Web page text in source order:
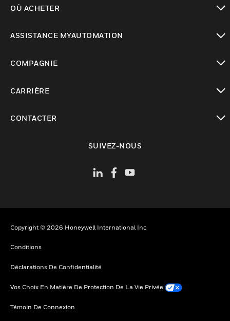
OÙ ACHETER
ASSISTANCE MYAUTOMATION
COMPAGNIE
CARRIÈRE
CONTACTER
SUIVEZ-NOUS
Copyright © 2026 Honeywell International Inc
Conditions
Déclarations De Confidentialité
Vos Choix En Matière De Protection De La Vie Privée
Témoin De Connexion